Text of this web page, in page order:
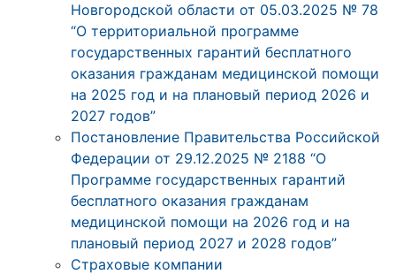
Новгородской области от 05.03.2025 № 78
“О территориальной программе
государственных гарантий бесплатного
оказания гражданам медицинской помощи
на 2025 год и на плановый период 2026 и
2027 годов”
Постановление Правительства Российской
Федерации от 29.12.2025 № 2188 “О
Программе государственных гарантий
бесплатного оказания гражданам
медицинской помощи на 2026 год и на
плановый период 2027 и 2028 годов”
Страховые компании